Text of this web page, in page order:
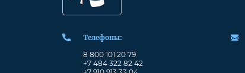
Телефоны:
8 800 101 20 79
+7 484 322 82 42